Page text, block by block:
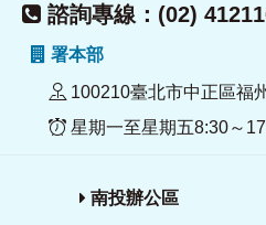
諮詢專線：(02)
署本部
100210臺北市中正區福
星期一至星期五8:30～
南投辦公區